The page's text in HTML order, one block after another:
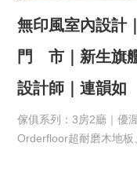
無印風室內設計
門 市｜新生旗
設計師｜連韻如
傢俱系列：3房2廳｜優
Orderfloor超耐磨木地